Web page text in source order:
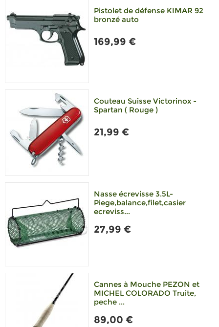
Pistolet de défense KIMAR 92
bronzé auto
169,99 €
Couteau Suisse Victorinox -
Spartan ( Rouge )
21,99 €
Nasse écrevisse 3.5L-
Piege,balance,filet,casier
ecreviss...
27,99 €
Cannes à Mouche PEZON et
MICHEL COLORADO Truite,
peche ...
89,00 €